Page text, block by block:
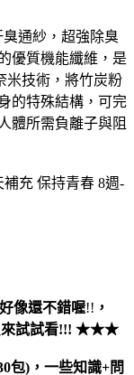
臭通紗，超強除臭
優質機能纖維，是
米技術，將竹炭粉
的特殊結構，可完
體所需負離子與阻
充 保持青春 8週-
好像還不錯喔!! ，
來試試看!!! ★★★
包)，一些知識+問